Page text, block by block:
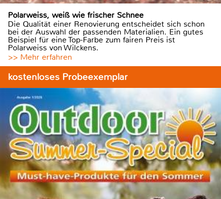
Polarweiss, weiß wie frischer Schnee
Die Qualität einer Renovierung entscheidet sich schon
bei der Auswahl der passenden Materialien. Ein gutes
Beispiel für eine Top-Farbe zum fairen Preis ist
Polarweiss von Wilckens.
>> Mehr erfahren
kostenloses Probeexemplar